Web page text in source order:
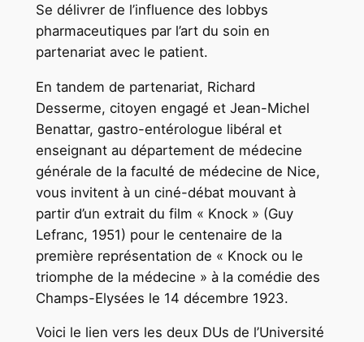
Se délivrer de l’influence des lobbys
pharmaceutiques par l’art du soin en
partenariat avec le patient.
En tandem de partenariat, Richard
Desserme, citoyen engagé et Jean-Michel
Benattar, gastro-entérologue libéral et
enseignant au département de médecine
générale de la faculté de médecine de Nice,
vous invitent à un ciné-débat mouvant à
partir d’un extrait du film « Knock » (Guy
Lefranc, 1951) pour le centenaire de la
première représentation de « Knock ou le
triomphe de la médecine » à la comédie des
Champs-Elysées le 14 décembre 1923.
Voici le lien vers les deux DUs de l’Université